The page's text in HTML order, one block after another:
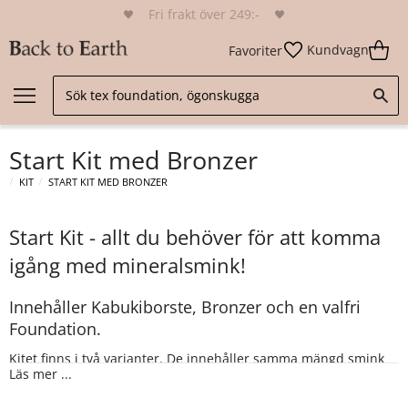
Fri frakt över 249:-
Favoriter Kundvagn
Start Kit med Bronzer
KIT START KIT MED BRONZER
Start Kit - allt du behöver för att komma
igång med mineralsmink!
Innehåller Kabukiborste, Bronzer och en valfri
Foundation.
Kitet finns i två varianter. De innehåller samma mängd smink
men levereras i två olika utföranden:
Läs mer ...